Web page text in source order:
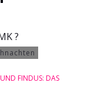
?
FINDUS: DAS